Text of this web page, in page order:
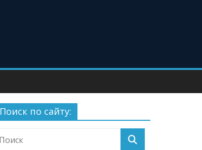
Поиск по сайту: